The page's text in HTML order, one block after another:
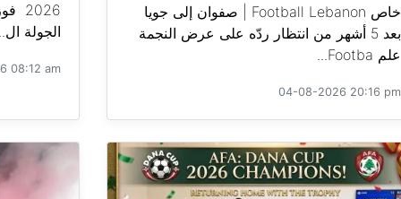
خاص Football Lebanon | صفوان إلى جويا
بعد 5 أشهر من انتظار ردّه على عرض النجمة
علم Footba...
04-08-2026 20:16 pm
الجولة
08:12 am